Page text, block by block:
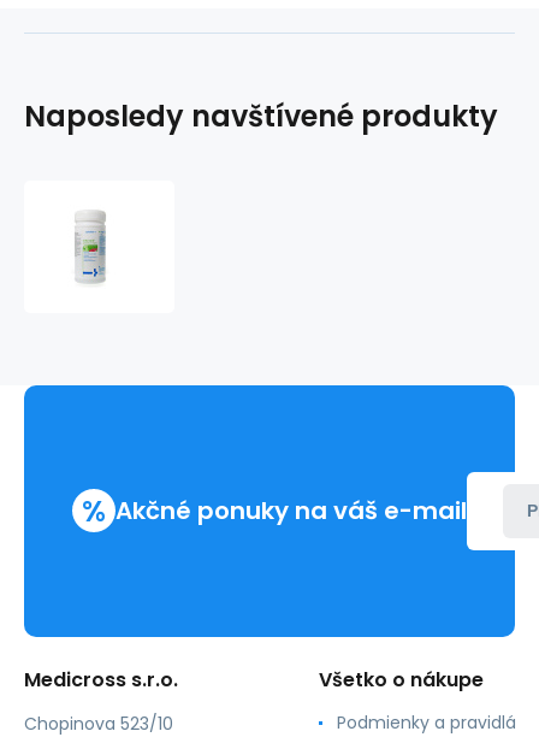
Naposledy navštívené produkty
% Akčné ponuky na váš e-mail
Medicross s.r.o.
Chopinova 523/10
Všetko o nákupe
Podmienky a pravidlá